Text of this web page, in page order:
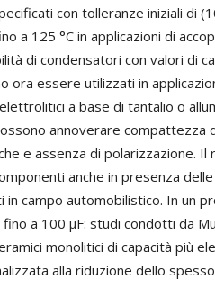
con tolleranze iniziali di
a 125 °C in applicazioni di
di condensatori con valori di
ora essere utilizzati in
a base di tantalio o
annoverare compattezza
e assenza di polarizzazione.
anche in presenza
campo automobilistico. In un
a 100 µF: studi condotti da
monolitici di capacità più
alla riduzione dello